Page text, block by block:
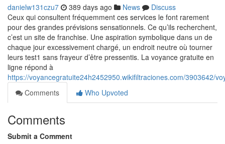
danielw131czu7 389 days ago News
Discuss
Ceux qui consultent fréquemment ces services le font rarement
pour des grandes prévisions sensationnels. Ce qu’ils recherchent,
c’est un site de franchise. Une aspiration symbolique dans un de
chaque jour excessivement chargé, un endroit neutre où tourner
leurs test1 sans frayeur d’être pressentis. La voyance gratuite en
ligne répond à
https://voyancegratuite24h2452950.wikifiltraciones.com/3903642/
Comments
Who Upvoted
Comments
Submit a Comment